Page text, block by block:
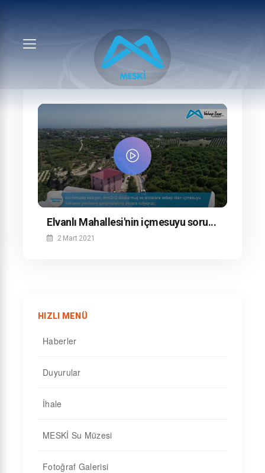
Elvanlı Mahallesi'nin içmesuyu soru...
2 Mart 2021
HIZLI MENÜ
Haberler
Duyurular
İhale
MESKİ Su Müzesi
Fotoğraf Galerisi